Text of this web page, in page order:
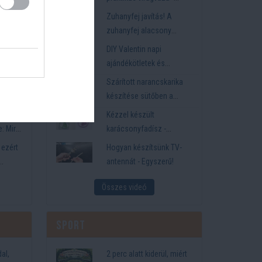
Mire
csináld magad!
Zuhanyfej javítás! A
zuhanyfej alacsony
víznyomásának javítása –
Takarítson meg pénzt
DIY Valentin napi
ajándékötletek és
meglepetések - Éjszakai
fények DIY Valentin-napi
PVC CSŐBŐL
Szárított narancskarika
készítése sütőben a
karácsonyi dekorációhoz
Kézzel készült
karácsonyfadísz -
Csillogó hab lapokból
készült karácsonyfadísz
Hogyan készítsünk TV-
antennát - Egyszerű!
Összes videó
2 perc alatt kiderül, miért